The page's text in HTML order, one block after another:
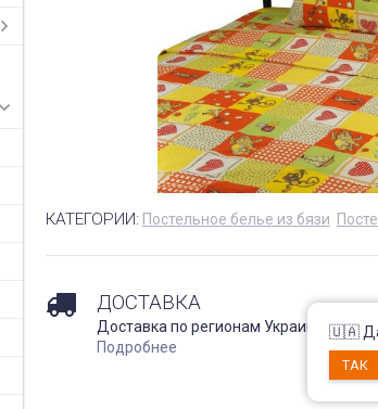
КАТЕГОРИИ: Постельное белье из бязи
ДОСТАВКА
Доставка по регионам Украины !
Подробнее
🇺🇦
ТАК